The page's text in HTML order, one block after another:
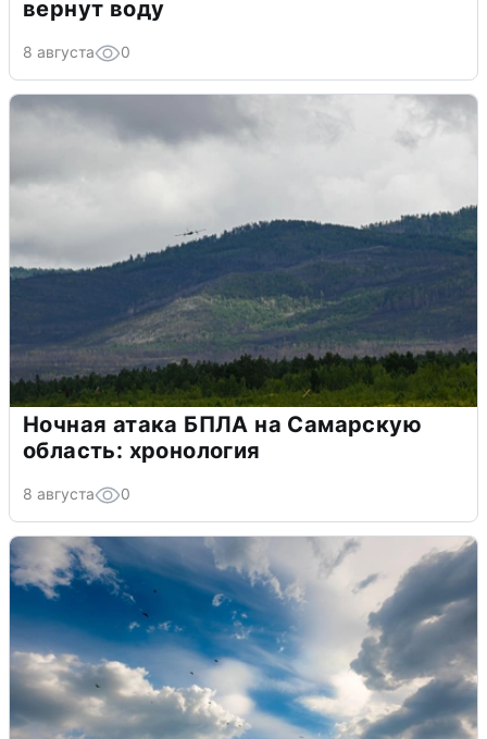
вернут воду
8 августа 0
Ночная атака БПЛА на Самарскую
область: хронология
8 августа 0